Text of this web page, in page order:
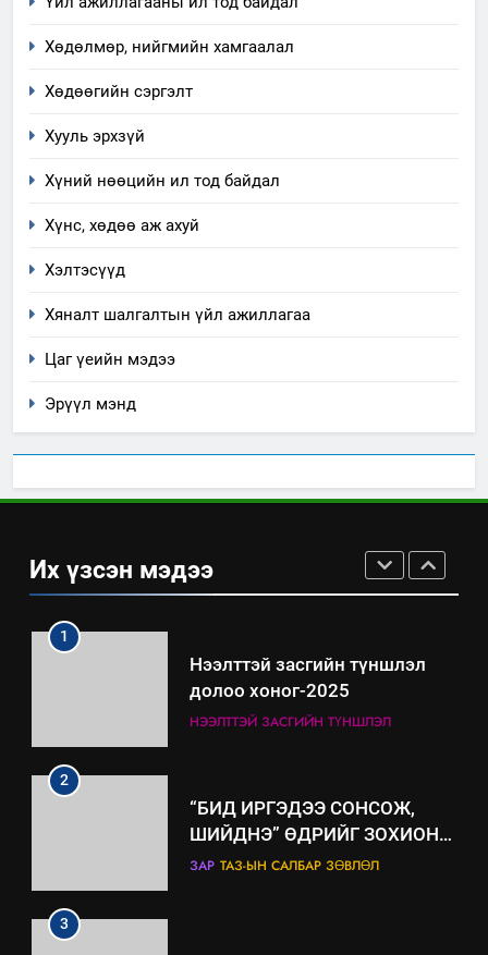
Хөдөлмөр, нийгмийн хамгаалал
Хөдөөгийн сэргэлт
Хууль эрхзүй
Хүний нөөцийн ил тод байдал
Хүнс, хөдөө аж ахуй
Хэлтэсүүд
Хяналт шалгалтын үйл ажиллагаа
Цаг үеийн мэдээ
Эрүүл мэнд
Их үзсэн мэдээ
“Шинэтгэлээр түүчээлсэн
хэмжээний төлөвлөгөө
Санхүүгийн тайланд хийсэн
ИЛ ТОД БАЙДАЛ
8
явуулж байгаа үйл ажиллагаа,
үйлдвэрлэл, үйлчилгээ,
ашиглаж байгаа техник,
үзүүлэх буюу үзүүлж байгаа
нөлөөллийн талаарх
мэдээлэл
ИЛ ТОД БАЙДАЛ
1
Нээлттэй засгийн түншлэл
долоо хоног-2025
НЭЭЛТТЭЙ ЗАСГИЙН ТҮНШЛЭЛ
2
“БИД ИРГЭДЭЭ СОНСОЖ,
ШИЙДНЭ” ӨДРИЙГ ЗОХИОН
БАЙГУУЛНА
ЗАР ТАЗ-ЫН САЛБАР ЗӨВЛӨЛ
3